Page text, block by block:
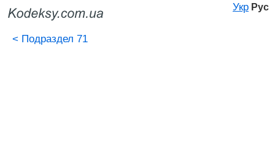
Укр Рус
< Подраздел 71